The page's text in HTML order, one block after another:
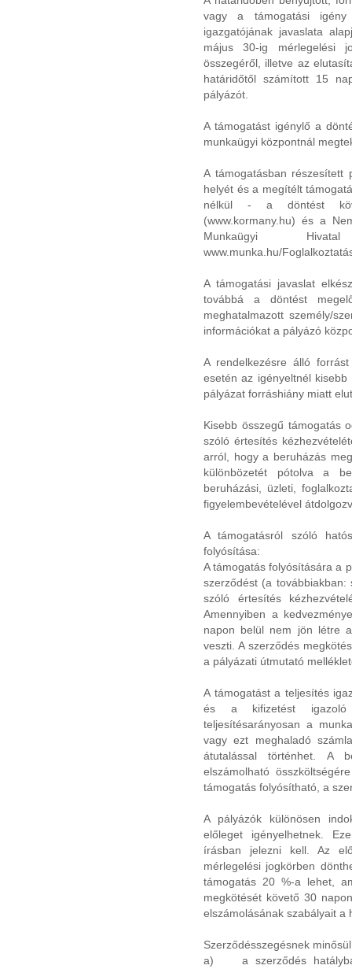
vagy a támogatási
igazgatójának javaslata
május 30-ig mérlegelési
összegéről, illetve az
határidőtől számított 15
pályázót.
A támogatást igénylő a
munkaügyi központnál
A támogatásban részesített
helyét és a megítélt
nélkül - a döntést
(www.kormany.hu) és a
Munkaügyi
www.munka.hu/
A támogatási javaslat
továbbá a döntést
meghatalmazott személy/
információkat a pályázó
A rendelkezésre álló
esetén az igényeltnél
pályázat forráshiány miatt
Kisebb összegű támogatás
szóló értesítés
arról, hogy a beruházás
különbözetét pótolva a
beruházási, üzleti,
figyelembevételével
A támogatásról szóló
folyósítása:
A támogatás folyósítására a
szerződést (a
szóló értesítés
Amennyiben a
napon belül nem jön létre
veszti. A szerződés
a pályázati útmutató
A támogatást a teljesítés
és a kifizetést igazoló
teljesítésarányosan a
vagy ezt meghaladó
átutalással történhet. A
elszámolható
támogatás folyósítható, a
A pályázók különösen
előleget igényelhetnek.
írásban jelezni kell. Az
mérlegelési jogkörben
támogatás 20 %-a lehet,
megkötését követő 30
elszámolásának szabályait a
Szerződésszegésnek
a) a szerződés hatályba